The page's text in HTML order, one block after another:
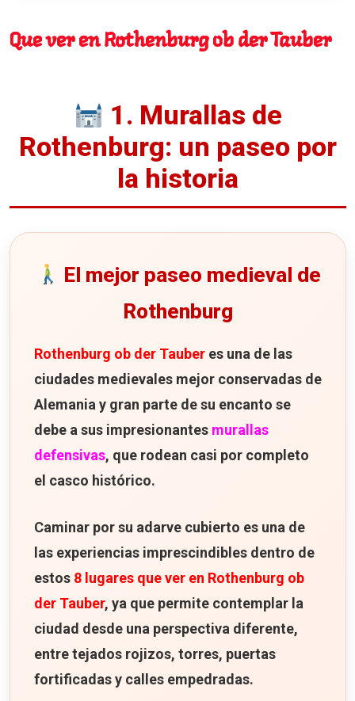
Que ver en Rothenburg ob der Tauber
1. Murallas de
Rothenburg: un paseo por
la historia
El mejor paseo medieval de
Rothenburg
Rothenburg ob der Tauber es una de las
ciudades medievales mejor conservadas de
Alemania y gran parte de su encanto se
debe a sus impresionantes murallas
defensivas, que rodean casi por completo
el casco histórico.
Caminar por su adarve cubierto es una de
las experiencias imprescindibles dentro de
estos 8 lugares que ver en Rothenburg ob
der Tauber, ya que permite contemplar la
ciudad desde una perspectiva diferente,
entre tejados rojizos, torres, puertas
fortificadas y calles empedradas.